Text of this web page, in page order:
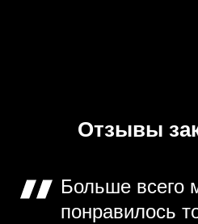
Отзывы
Больше всего
понравилось